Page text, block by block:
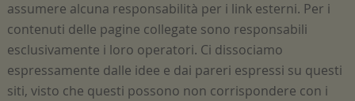
assumere alcuna responsabilità per i link esterni. Per i
contenuti delle pagine collegate sono responsabili
esclusivamente i loro operatori. Ci dissociamo
espressamente dalle idee e dai pareri espressi su questi
siti, visto che questi possono non corrispondere con i